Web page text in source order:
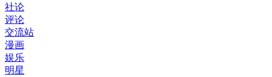
社论
评论
交流站
漫画
娱乐
明星